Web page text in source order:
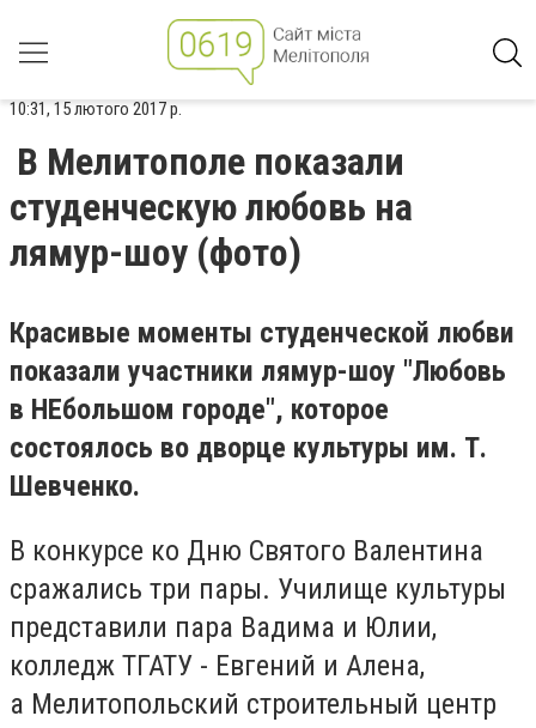
10:31, 15 лютого 2017 р.
В Мелитополе показали
студенческую любовь на
лямур-шоу (фото)
Красивые моменты студенческой любви
показали участники лямур-шоу "Любовь
в НЕбольшом городе", которое
состоялось во дворце культуры им. Т.
Шевченко.
В конкурсе ко Дню Святого Валентина
сражались три пары. Училище культуры
представили пара Вадима и Юлии,
колледж ТГАТУ - Евгений и Алена,
а Мелитопольский строительный центр